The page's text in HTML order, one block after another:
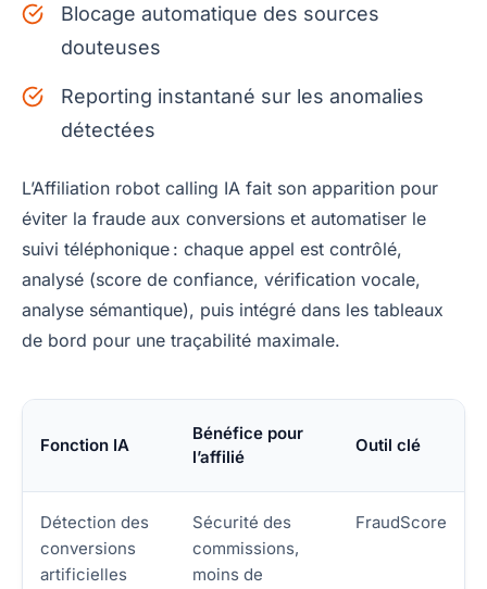
Blocage automatique des sources
douteuses
Reporting instantané sur les anomalies
détectées
L’Affiliation robot calling IA fait son apparition pour
éviter la fraude aux conversions et automatiser le
suivi téléphonique : chaque appel est contrôlé,
analysé (score de confiance, vérification vocale,
analyse sémantique), puis intégré dans les tableaux
de bord pour une traçabilité maximale.
Fonction IA
Bénéfice pour
l’affilié
Outil clé
Détection des
conversions
artificielles
Sécurité des
commissions,
moins de
FraudScore